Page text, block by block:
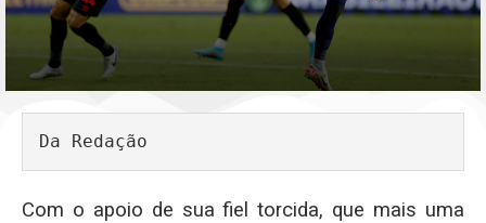
Da Redação
Com o apoio de sua fiel torcida, que mais uma